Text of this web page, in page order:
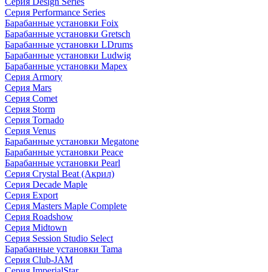
Серия Performance Series
Барабанные установки Foix
Барабанные установки Gretsch
Барабанные установки LDrums
Барабанные установки Ludwig
Барабанные установки Mapex
Серия Armory
Серия Mars
Серия Comet
Серия Storm
Серия Tornado
Серия Venus
Барабанные установки Megatone
Барабанные установки Peace
Барабанные установки Pearl
Серия Crystal Beat (Акрил)
Серия Decade Maple
Серия Export
Серия Masters Maple Complete
Серия Roadshow
Серия Midtown
Серия Session Studio Select
Барабанные установки Tama
Серия Club-JAM